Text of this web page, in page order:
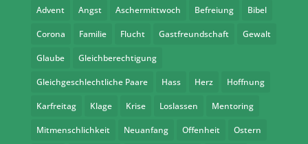
Advent Angst Aschermittwoch Befreiung Bibel
Corona Familie Flucht Gastfreundschaft Gewalt
Glaube Gleichberechtigung
Gleichgeschlechtliche Paare Hass Herz Hoffnung
Karfreitag Klage Krise Loslassen Mentoring
Mitmenschlichkeit Neuanfang Offenheit Ostern